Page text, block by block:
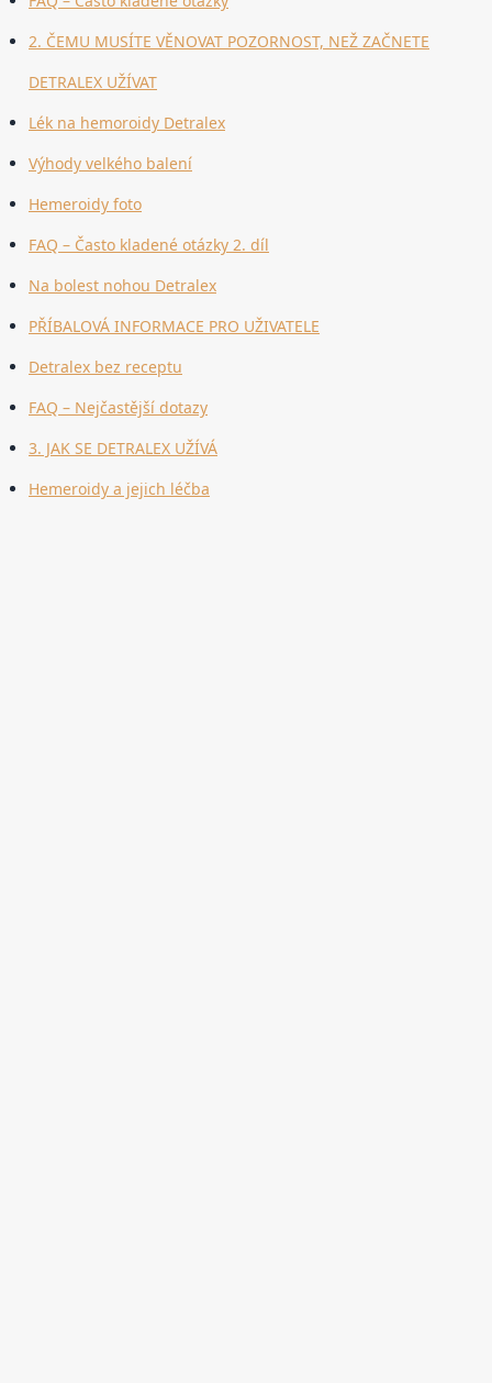
2. ČEMU MUSÍTE VĚNOVAT POZORNOST, NEŽ ZAČNETE
DETRALEX UŽÍVAT
Lék na hemoroidy Detralex
Výhody velkého balení
Hemeroidy foto
FAQ – Často kladené otázky 2. díl
Na bolest nohou Detralex
PŘÍBALOVÁ INFORMACE PRO UŽIVATELE
Detralex bez receptu
FAQ – Nejčastější dotazy
3. JAK SE DETRALEX UŽÍVÁ
Hemeroidy a jejich léčba